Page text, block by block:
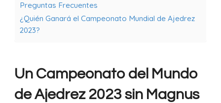
Preguntas Frecuentes
¿Quién Ganará el Campeonato Mundial de Ajedrez
2023?
Un Campeonato del Mundo
de Ajedrez 2023 sin Magnus